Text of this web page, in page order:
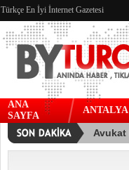
Türkçe En İyi İnternet Gazetesi
ANA
SAYFA
ANTALYA